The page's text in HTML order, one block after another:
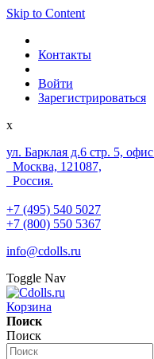
Skip to Content
Контакты
Войти
Зарегистрироваться
x
ул. Барклая д.6 стр. 5,
Москва, 121087,
Россия.
+7 (495) 540 5027
+7 (800) 550 5367
info@cdolls.ru
Toggle Nav
Корзина
Поиск
Поиск